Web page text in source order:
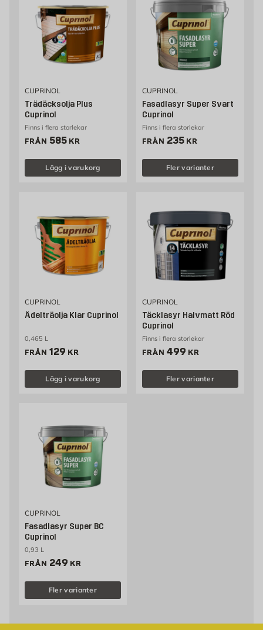
CUPRINOL
Trädäcksolja Plus
Cuprinol
Finns i flera storlekar
FRÅN Pris 585 kr
585 KR
Lägg i varukorg
CUPRINOL
Fasadlasyr Super Svart
Cuprinol
Finns i flera storlekar
FRÅN Pris 235 kr
235 KR
Fler varianter
CUPRINOL
Ädelträolja Klar Cuprinol
0,465 L
FRÅN Pris 129 kr
129 KR
Lägg i varukorg
CUPRINOL
Täcklasyr Halvmatt Röd
Cuprinol
Finns i flera storlekar
FRÅN Pris 499 kr
499 KR
Fler varianter
CUPRINOL
Fasadlasyr Super BC
Cuprinol
0,93 L
FRÅN Pris 249 kr
249 KR
Fler varianter